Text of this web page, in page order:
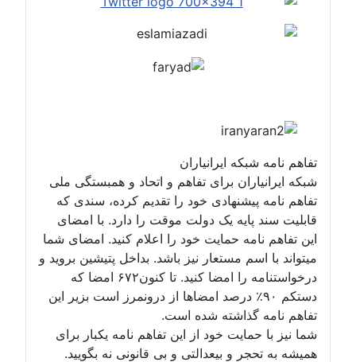
تفاهم نامه شبکه ایرانیاران
شبکه ایرانیاران برای تفاهم و اتحاد و همبستگی ملی
تفاهم نامه پیشنهادی خود را تقدیم کرده، سندی که
قابلیت سند پایه یک دولت موقت را دارد. با امضای
این تفاهم نامه حمایت خود را اعلام کنید. امضای شما
میتواند با اسم مستعار نیز باشد. بداخل پتیشین بروید و
درخواستنامه را امضا کنید. تا کنون۶۷۲ امضا که
دستکم ۹۰٪ درصد امضاها از درونمرز است بزیر این
تفاهم نامه گذاشته شده است.
شما نیز با حمایت خود از این تفاهم نامه یکبار برای
همیشه به تحجر و بیعدالتی و بی قانونی نه بگویید.